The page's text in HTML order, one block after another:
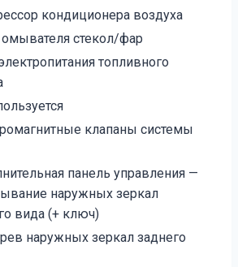
кондиционера воздуха
омывателя стекол/фар
топливного
клапаны системы
панель управления —
наружных зеркал
вида (+ ключ)
наружных зеркал заднего